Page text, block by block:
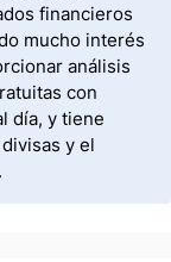
financieros
mucho interés
análisis
con
día, y tiene
y el